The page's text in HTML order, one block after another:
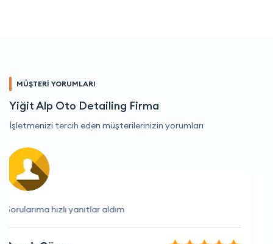
MÜŞTERİ YORUMLARI
Yiğit Alp Oto Detailing Firma
İşletmenizi tercih eden müşterilerinizin yorumları
Hizmetleri her zaman hızlı ve etkili.